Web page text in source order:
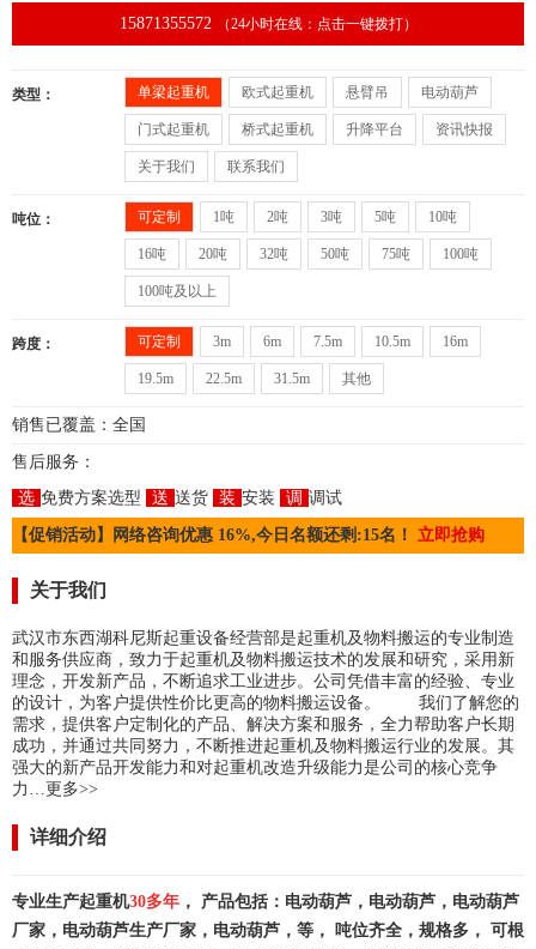
15871355572 （24小时在线：点击一键拨打）
类型： 单梁起重机 欧式起重机 悬臂吊 电动葫芦
门式起重机 桥式起重机 升降平台 资讯快报
关于我们 联系我们
吨位： 可定制 1吨 2吨 3吨 5吨 10吨
16吨 20吨 32吨 50吨 75吨 100吨
100吨及以上
跨度： 可定制 3m 6m 7.5m 10.5m 16m
19.5m 22.5m 31.5m 其他
销售已覆盖：全国
售后服务：
选 免费方案选型 送 送货 装 安装 调 调试
【促销活动】网络咨询优惠 16%,今日名额还剩:15名！ 立即抢购
关于我们
武汉市东西湖科尼斯起重设备经营部是起重机及物料搬运的专业制造
和服务供应商，致力于起重机及物料搬运技术的发展和研究，采用新
理念，开发新产品，不断追求工业进步。公司凭借丰富的经验、专业
的设计，为客户提供性价比更高的物料搬运设备。 我们了解您的
需求，提供客户定制化的产品、解决方案和服务，全力帮助客户长期
成功，并通过共同努力，不断推进起重机及物料搬运行业的发展。其
强大的新产品开发能力和对起重机改造升级能力是公司的核心竞争
力…更多>>
详细介绍
专业生产起重机30多年 ， 产品包括：电动葫芦，电动葫芦，电动葫芦
厂家，电动葫芦生产厂家，电动葫芦，等， 吨位齐全，规格多， 可根